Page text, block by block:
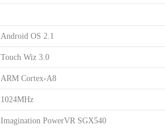
Android OS 2.1
Touch Wiz 3.0
ARM Cortex-A8
1024MHz
Imagination PowerVR SGX540